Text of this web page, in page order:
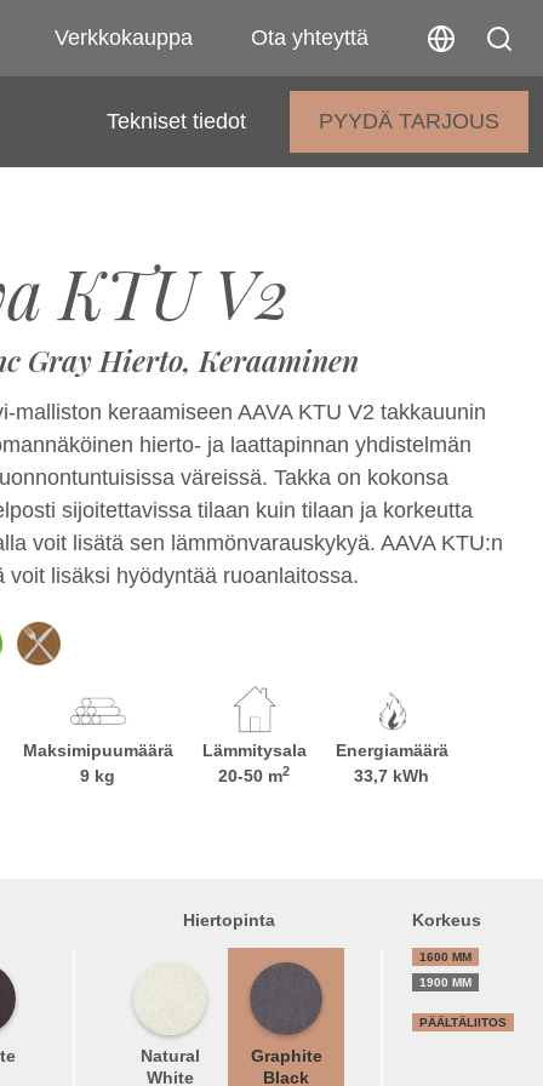
Verkkokauppa Ota yhteyttä
Tekniset tiedot PYYDÄ TARJOUS
KTU V2
Gray Hierto, Keraaminen
malliston keraamiseen AAVA KTU V2 takkauunin
hierto- ja laattapinnan yhdistelmän
väreissä. Takka on kokonsa
sijoitettavissa tilaan kuin tilaan ja korkeutta
voit lisätä sen lämmönvarauskykyä. AAVA KTU:n
voit lisäksi hyödyntää ruoanlaitossa.
Maksimipuumäärä
9 kg
Lämmitysala
20-50 m2
Energiamäärä
33,7 kWh
Hiertopinta
Natural
White
Graphite
Black
Korkeus
1600 MM
1900 MM
PÄÄLTÄLIITOS